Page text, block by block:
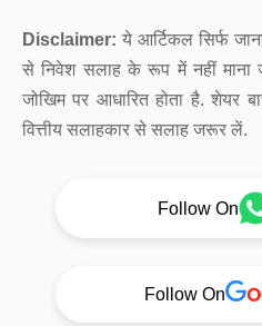
Disclaimer: ये आर्टिकल सिर्फ
से निवेश सलाह के रूप में नहीं माना
जोखिम पर आधारित होता है. शेयर
वित्तीय सलाहकार से सलाह जरूर लें.
Follow On
Follow On